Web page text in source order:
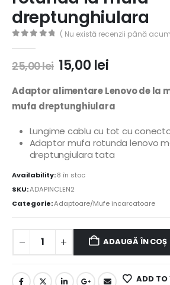
dreptunghiulara
( Nu există recenzii până
25,00lei 15,00 lei
Adaptor alimentare Lenovo de la
mufa dreptunghiulara
Lungime cablu cu tot cu
Adaptor mufa rotunda lenovo
dreptungiulara tata
Availability:8 în stoc
SKU:ADAPINCLEN2
Categorie:Adaptoare/Mufe incarcatoare
ADAUGĂ ÎN COȘ
ADD TO